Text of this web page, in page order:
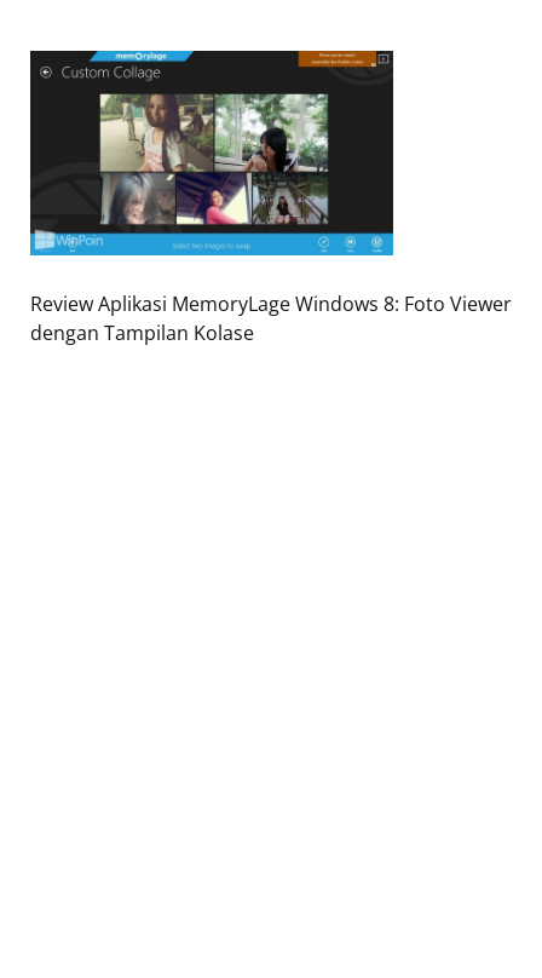
Review Aplikasi MemoryLage Windows 8: Foto Viewer
dengan Tampilan Kolase